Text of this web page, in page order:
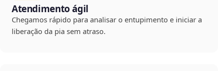
Atendimento ágil
Chegamos rápido para analisar o entupimento e iniciar a
liberação da pia sem atraso.